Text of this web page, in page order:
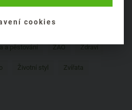
Tipy Úklid domácnosti
Vůně Yarrah
a pěstování ZAO Zdraví
Životní styl Zvířata
cookies